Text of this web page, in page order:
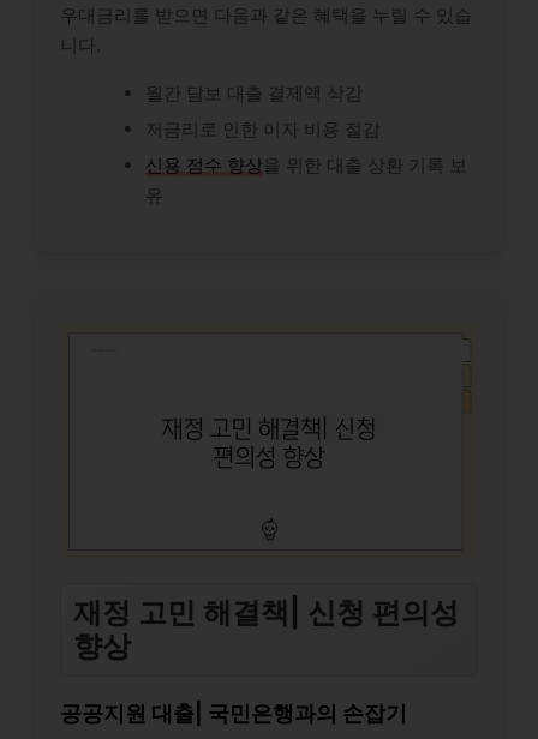
우대금리를 받으면 다음과 같은 혜택을 누릴 수 있습
니다.
월간 담보 대출 결제액 삭감
저금리로 인한 이자 비용 절감
신용 점수 향상을 위한 대출 상환 기록 보
유
재정 고민 해결책| 신청 편의성
향상
공공지원 대출| 국민은행과의 손잡기